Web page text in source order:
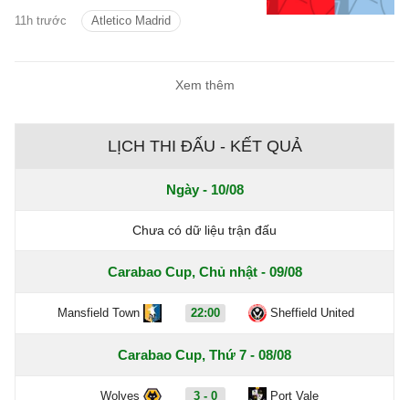
11h trước Atletico Madrid
Xem thêm
LỊCH THI ĐẤU - KẾT QUẢ
Ngày - 10/08
Chưa có dữ liệu trận đấu
Carabao Cup, Chủ nhật - 09/08
Mansfield Town 22:00 Sheffield United
Carabao Cup, Thứ 7 - 08/08
Wolves 3 - 0 Port Vale